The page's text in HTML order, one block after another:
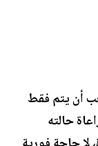
أن يتم فقط
مراعاة حالته